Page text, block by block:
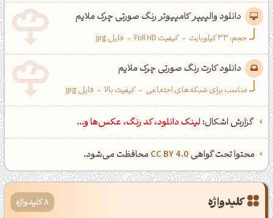
دانلود والپیپر کامپیوتر رنگ صورتی چرک ملایم
حجم: 33 کیلوبایت - کیفیت Full HD - فایل jpg
دانلود کارت رنگ صورتی چرک ملایم
مناسب برای شبکه‌های اجتماعی - کیفیت بالا - فایل jpg
گزارش اشکال: لینک دانلود، کد رنگ، عکس‌ها و...
محتوا تحت گواهیCC BY 4.0 محافظت می‌شود.
کلیدواژه 8 کلیدواژه